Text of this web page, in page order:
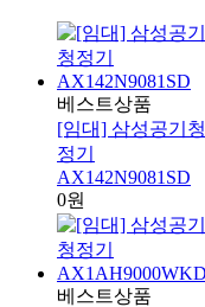
베스트상품
[임대] 삼성공기청
정기
AX142N9081SD
0원
베스트상품